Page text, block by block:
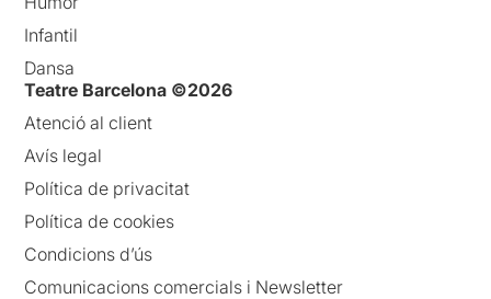
Infantil
Dansa
Teatre Barcelona ©2026
Atenció al client
Avís legal
Política de privacitat
Política de cookies
Condicions d’ús
Comunicacions comercials i Newsletter